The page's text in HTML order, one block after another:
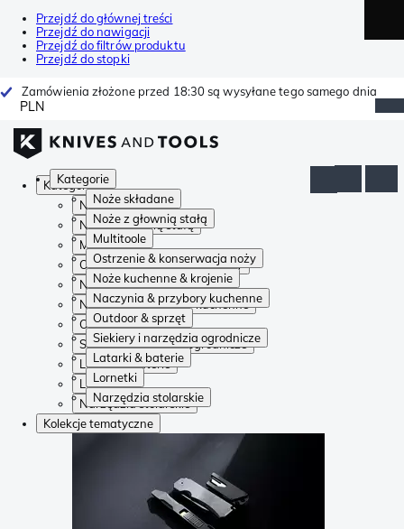
Przejdź do głównej treści
Przejdź do nawigacji
Przejdź do filtrów produktu
Przejdź do stopki
Zamówienia złożone przed 18:30 są wysyłane tego samego dnia
PLN
Kategorie
Noże składane
Noże z głownią stałą
Multitoole
Ostrzenie & konserwacja noży
Noże kuchenne & krojenie
Naczynia & przybory kuchenne
Outdoor & sprzęt
Siekiery i narzędzia ogrodnicze
Latarki & baterie
Lornetki
Narzędzia stolarskie
Kategorie
Noże składane
Noże z głownią stałą
Multitoole
Ostrzenie & konserwacja noży
Noże kuchenne & krojenie
Naczynia & przybory kuchenne
Outdoor & sprzęt
Siekiery i narzędzia ogrodnicze
Latarki & baterie
Lornetki
Narzędzia stolarskie
Kolekcje tematyczne